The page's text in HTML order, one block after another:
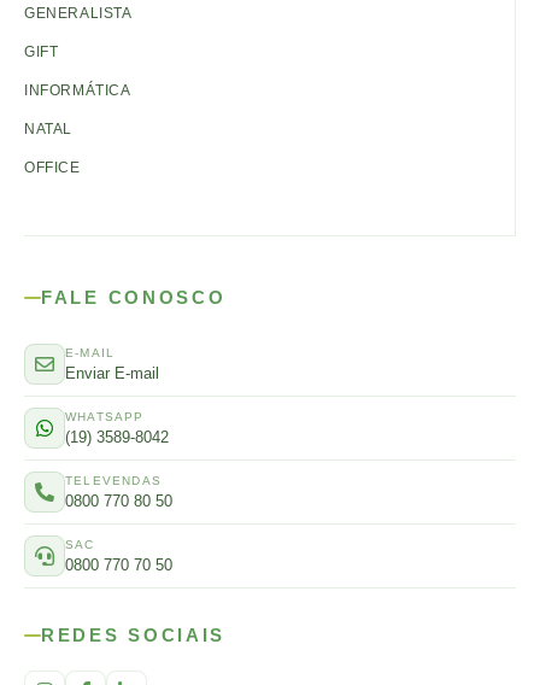
GENERALISTA
GIFT
INFORMÁTICA
NATAL
OFFICE
FALE CONOSCO
E-MAIL
Enviar E-mail
WHATSAPP
(19) 3589-8042
TELEVENDAS
0800 770 80 50
SAC
0800 770 70 50
REDES SOCIAIS